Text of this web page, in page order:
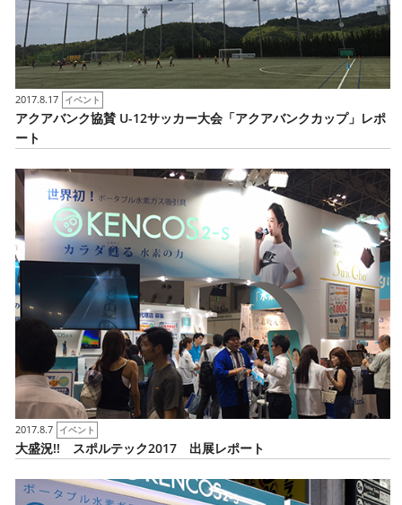
2017.8.17 イベント
アクアバンク協賛 U-12サッカー大会「アクアバンクカップ」レポ
ート
2017.8.7 イベント
大盛況!! スポルテック2017 出展レポート